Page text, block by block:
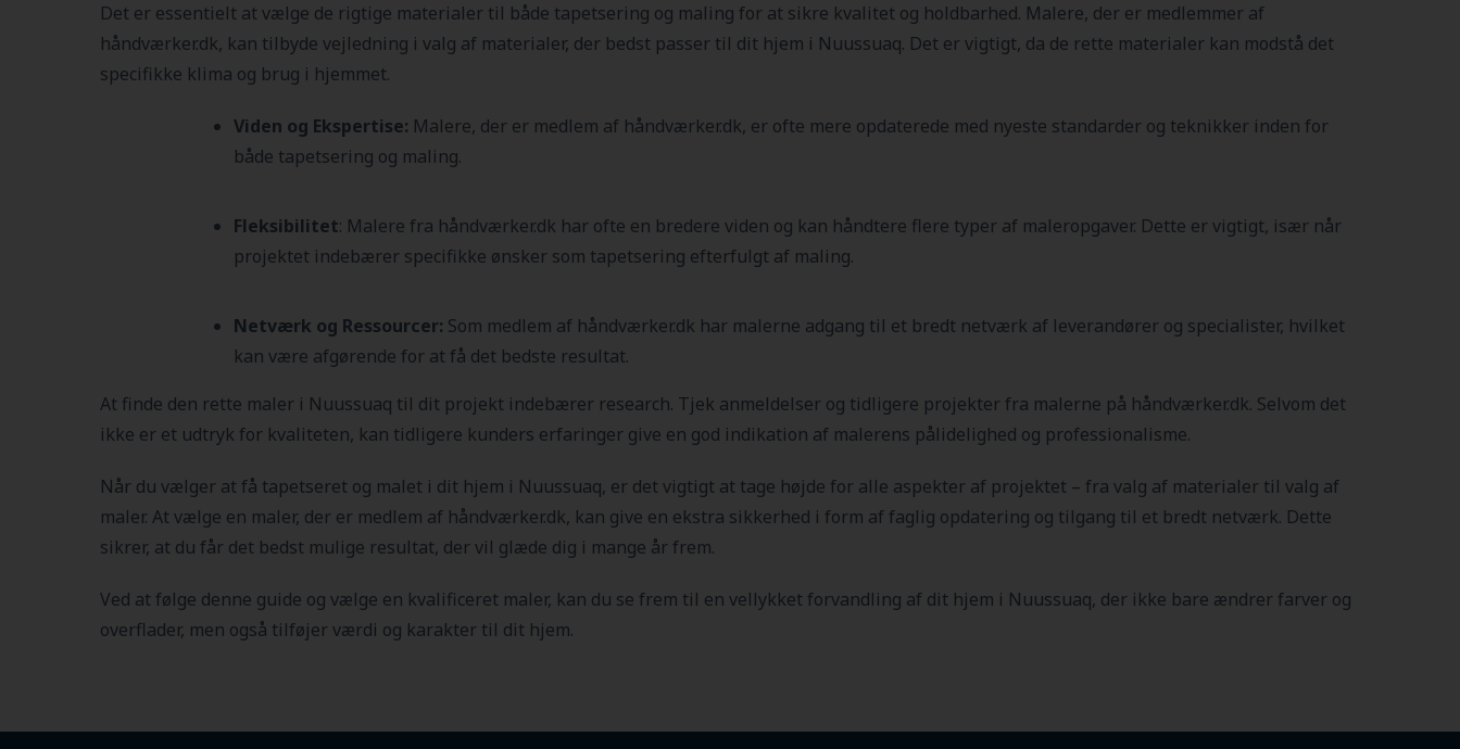
Det er essentielt at vælge de rigtige materialer til både tapetsering og maling for at sikre kvalitet og holdbarhed. Malere, der er medlemmer af
håndværker.dk, kan tilbyde vejledning i valg af materialer, der bedst passer til dit hjem i Nuussuaq. Det er vigtigt, da de rette materialer kan modstå det
specifikke klima og brug i hjemmet.
Viden og Ekspertise: Malere, der er medlem af håndværker.dk, er ofte mere opdaterede med nyeste standarder og teknikker inden for
både tapetsering og maling.
Fleksibilitet: Malere fra håndværker.dk har ofte en bredere viden og kan håndtere flere typer af maleropgaver. Dette er vigtigt, især når
projektet indebærer specifikke ønsker som tapetsering efterfulgt af maling.
Netværk og Ressourcer: Som medlem af håndværker.dk har malerne adgang til et bredt netværk af leverandører og specialister, hvilket
kan være afgørende for at få det bedste resultat.
At finde den rette maler i Nuussuaq til dit projekt indebærer research. Tjek anmeldelser og tidligere projekter fra malerne på håndværker.dk. Selvom det
ikke er et udtryk for kvaliteten, kan tidligere kunders erfaringer give en god indikation af malerens pålidelighed og professionalisme.
Når du vælger at få tapetseret og malet i dit hjem i Nuussuaq, er det vigtigt at tage højde for alle aspekter af projektet – fra valg af materialer til valg af
maler. At vælge en maler, der er medlem af håndværker.dk, kan give en ekstra sikkerhed i form af faglig opdatering og tilgang til et bredt netværk. Dette
sikrer, at du får det bedst mulige resultat, der vil glæde dig i mange år frem.
Ved at følge denne guide og vælge en kvalificeret maler, kan du se frem til en vellykket forvandling af dit hjem i Nuussuaq, der ikke bare ændrer farver og
overflader, men også tilføjer værdi og karakter til dit hjem.